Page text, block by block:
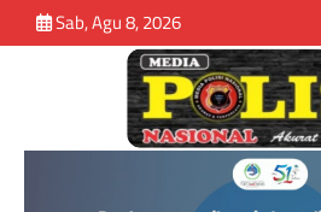
Sab, Agu 8, 2026